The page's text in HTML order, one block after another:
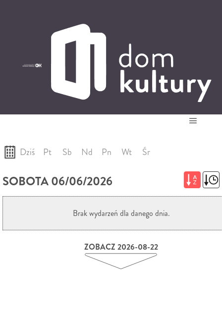
'
0,00
52
Dziś Pt Sb Nd Pn Wt Śr
SOBOTA 06/06/2026 A
Z
Brak wydarzeń dla danego dnia.
ZOBACZ 2026-08-22